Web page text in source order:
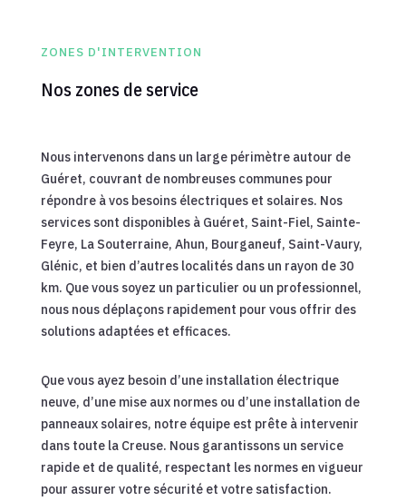
ZONES D'INTERVENTION
Nos zones de service
Nous intervenons dans un large périmètre autour de
Guéret, couvrant de nombreuses communes pour
répondre à vos besoins électriques et solaires. Nos
services sont disponibles à Guéret, Saint-Fiel, Sainte-
Feyre, La Souterraine, Ahun, Bourganeuf, Saint-Vaury,
Glénic, et bien d’autres localités dans un rayon de 30
km. Que vous soyez un particulier ou un professionnel,
nous nous déplaçons rapidement pour vous offrir des
solutions adaptées et efficaces.
Que vous ayez besoin d’une installation électrique
neuve, d’une mise aux normes ou d’une installation de
panneaux solaires, notre équipe est prête à intervenir
dans toute la Creuse. Nous garantissons un service
rapide et de qualité, respectant les normes en vigueur
pour assurer votre sécurité et votre satisfaction.